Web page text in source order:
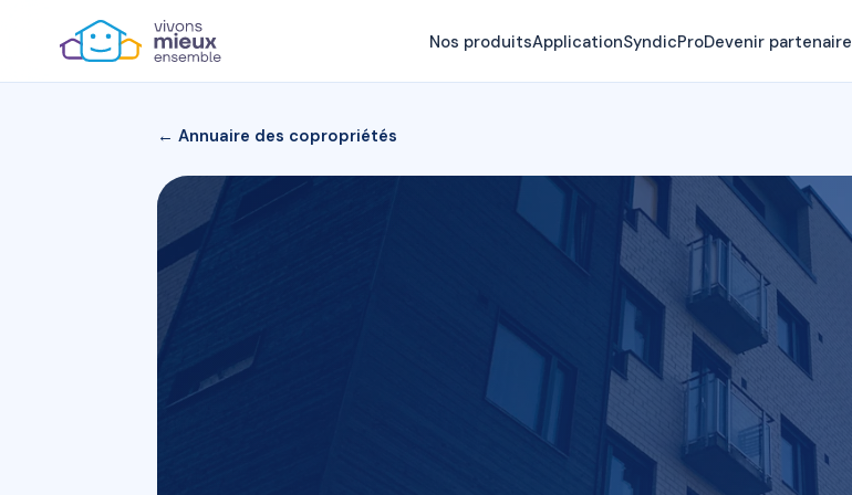
Nos produitsApplicationSyndicProDevenir partenaire
← Annuaire des copropriétés